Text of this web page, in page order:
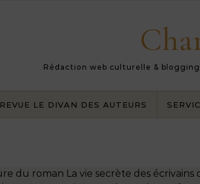
Rédaction web culturelle &
REVUE LE DIVAN DES AUTEURS